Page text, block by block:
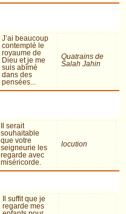
J’ai beaucoup
contemplé le
royaume de
Dieu et je me
suis abîmé
dans des
pensées...
Quatrains de
Salah Jahin
Il serait
souhaitable
que votre
seigneurie les
regarde avec
miséricorde.
locution
Il suffit que je
regarde mes